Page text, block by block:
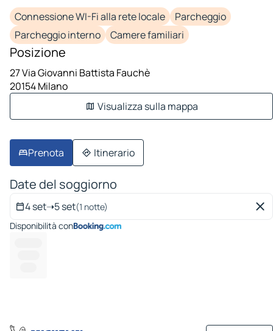
Connessione WI-Fi alla rete locale
Parcheggio
Parcheggio interno
Camere familiari
Posizione
27 Via Giovanni Battista Fauchè
20154 Milano
Visualizza sulla mappa
Prenota Itinerario
Date del soggiorno
4 set➝5 set(1 notte)
Disponibilità con